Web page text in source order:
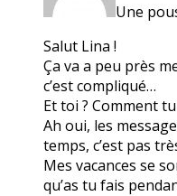
Une
Salut Lina !
Ça va a peu près
c’est compliqué…
Et toi ? Comment
Ah oui, les
temps, c’est pas
Mes vacances se
qu’as tu fais